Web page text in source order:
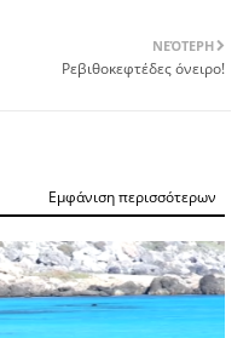
ΝΕΌΤΕΡΗ
Ρεβιθοκεφτέδες όνειρο!
Εμφάνιση περισσότερων